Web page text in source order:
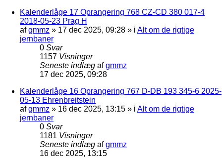
Kalenderlåge 17 Oprangering 768 CZ-CD 380 017-4
2018-05-23 Prag H
afgmmz » 17 dec 2025, 09:28 » i Alt om de rigtige
jernbaner
0 Svar
1157 Visninger
Seneste indlæg afgmmz
17 dec 2025, 09:28
Kalenderlåge 16 Oprangering 767 D-DB 193 345-6 2025-
05-13 Ehrenbreitstein
afgmmz » 16 dec 2025, 13:15 » i Alt om de rigtige
jernbaner
0 Svar
1181 Visninger
Seneste indlæg afgmmz
16 dec 2025, 13:15